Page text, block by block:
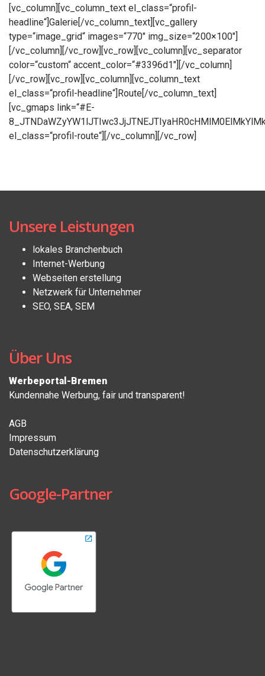
[vc_column][vc_column_text el_class=“profil-
headline“]Galerie[/vc_column_text][vc_gallery
type=“image_grid“ images=“770″ img_size=“200×100″]
[/vc_column][/vc_row][vc_row][vc_column][vc_separator
color=“custom“ accent_color=“#3396d1″][/vc_column]
[/vc_row][vc_row][vc_column][vc_column_text
el_class=“profil-headline“]Route[/vc_column_text]
[vc_gmaps link=“#E-
el_class=“profil-route“][/vc_column][/vc_row]
Unsere Leistungen
lokales Branchenbuch
Internet-Werbung
Webseiten erstellung
Netzwerk für Unternehmer
SEO, SEA, SEM
Über Uns
Werbeportal-Bremen
Kundennahe Werbung, fair und transparent!
AGB
Impressum
Datenschutzerklärung
Google-Partner